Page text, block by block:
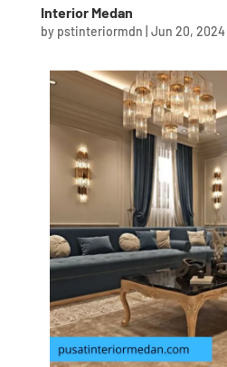
Interior Medan
by pstinteriormdn Jun 20, 2024|